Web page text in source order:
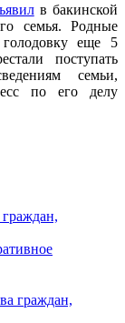
в бакинской
семья. Родные
голодовку еще 5
поступать
семьи,
по его делу